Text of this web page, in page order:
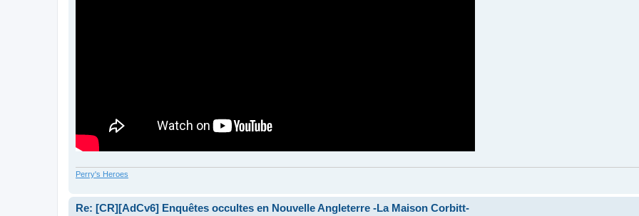
Perry's Heroes
Re: [CR][AdCv6] Enquêtes occultes en Nouvelle Angleterre -La Maison Corbitt-